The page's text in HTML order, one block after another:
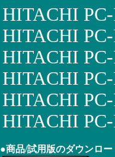
HITACHI
HITACHI
HITACHI
HITACHI
HITACHI
HITACHI
●商品/試用版のダウンロー